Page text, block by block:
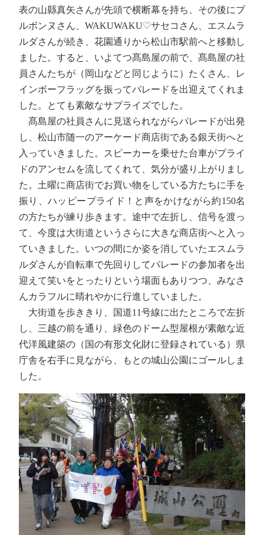
表の山縣真矢さんが先頭で横断幕を持ち、その後にブ
ルボンヌさん、WAKUWAKU♡サセコさん、エスムラ
ルダさんが続き、花園通りから松山市駅前へと移動し
ました。すると、いよてつ髙島屋の前で、髙島屋の社
員さんたちが（岡山などと同じように）たくさん、レ
インボーフラッグを振ってパレードを出迎えてくれま
した。とても素敵なサプライズでした。
髙島屋の社員さんに見送られながらパレードが出発
し、松山市随一のアーケード商店街である銀天街へと
入っていきました。スピーカーを乗せた台車がプライ
ドのアンセムを流してくれて、気分が盛り上がりまし
た。土曜に商店街でお買い物をしている方たちに手を
振り、ハッピープライド！と声をかけながら約150名
の方たちが練り歩きます。途中で左折し、信号を渡っ
て、今度は大街道というさらに大きな商店街へと入っ
ていきました。いつの間にか姿を消していたエスムラ
ルダさんが自転車で先回りしてパレードの参加者を出
迎えて笑いをとったりという場面もありつつ、みなさ
んカラフルに晴れやかに行進していました。
大街道を歩ききり、国道11号線に出たところで左折
し、三越の前を通り、緑色のドーム型屋根が素敵な近
代洋風建築の（国の有形文化財に登録されている）県
庁舎を右手に見ながら、もとの城山公園にゴールしま
した。